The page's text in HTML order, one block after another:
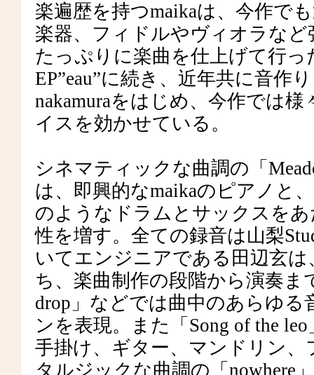
楽遍歴を持つmaikaは、今作で
楽器、フィドルやヴィオラな
たっぷりに楽曲を仕上げて行
EP”eau”に続き、近年共に音作
nakamuraをはじめ、今作では
イスを効かせている。
シネマティックな曲調の「
は、即興的なmaikaのピアノと
のようなドラムとサックスを
性を増す。全ての録音は山梨
いてエンジニアである田辺玄
ち、楽曲制作の段階から演奏ま
drop」などでは曲中のあらゆ
ンを表現。また「Song of the
手掛け、ギター、マンドリン
タルジックな曲調の「nowhere